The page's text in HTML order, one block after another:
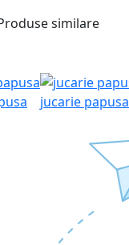
similare
jucarie papusa